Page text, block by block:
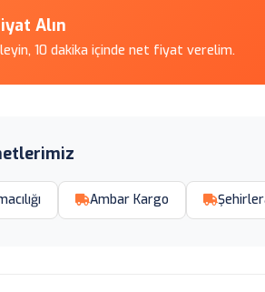
Alın
10 dakika içinde net fiyat verelim.
Ambar Kargo